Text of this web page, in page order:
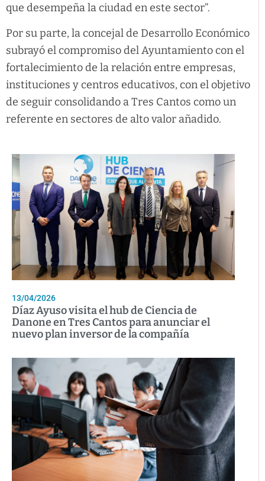
que desempeña la ciudad en este sector”.
Por su parte, la concejal de Desarrollo Económico
subrayó el compromiso del Ayuntamiento con el
fortalecimiento de la relación entre empresas,
instituciones y centros educativos, con el objetivo
de seguir consolidando a Tres Cantos como un
referente en sectores de alto valor añadido.
13/04/2026
Díaz Ayuso visita el hub de Ciencia de
Danone en Tres Cantos para anunciar el
nuevo plan inversor de la compañía